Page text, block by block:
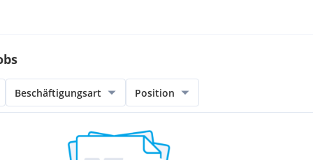
Beschäftigungsart Position